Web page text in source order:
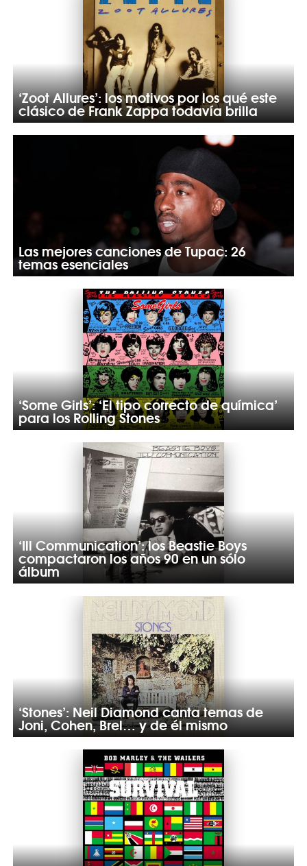
‘Zoot Allures’: los motivos por los qué este
clásico de Frank Zappa todavía brilla
Las mejores canciones de Tupac: 26
temas esenciales
‘Some Girls’: ‘El tipo correcto de química’
para los Rolling Stones
‘Ill Communication’: los Beastie Boys
compactaron los años 90 en un sólo
álbum
‘Stones’: Neil Diamond canta temas de
Joni, Cohen, Brel… y de él mismo